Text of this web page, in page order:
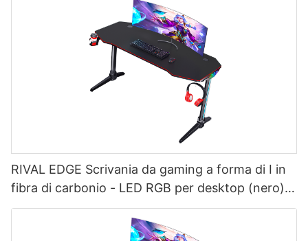
RIVAL EDGE Scrivania da gaming a forma di I in
fibra di carbonio - LED RGB per desktop (nero)
per giocatori